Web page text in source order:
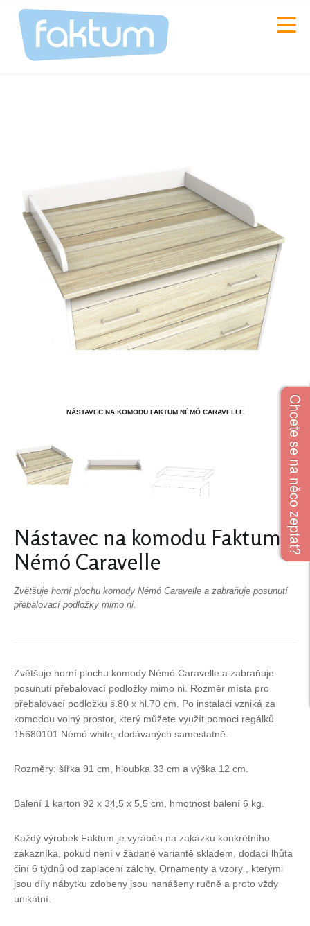
NÁSTAVEC NA KOMODU FAKTUM NÉMÓ CARAVELLE
Nástavec na komodu Faktum
Némó Caravelle
Zvětšuje horní plochu komody Némó Caravelle a zabraňuje posunutí
přebalovací podložky mimo ni.
Zvětšuje horní plochu komody Némó Caravelle a zabraňuje
posunutí přebalovací podložky mimo ni. Rozměr místa pro
přebalovací podložku š.80 x hl.70 cm. Po instalaci vzniká za
komodou volný prostor, který můžete využít pomoci regálků
15680101 Némó white, dodávaných samostatně.
Rozměry: šířka 91 cm, hloubka 33 cm a výška 12 cm.
Balení 1 karton 92 x 34,5 x 5,5 cm, hmotnost balení 6 kg.
Každý výrobek Faktum je vyráběn na zakázku konkrétního
zákazníka, pokud není v žádané variantě skladem, dodací lhůta
činí 6 týdnů od zaplacení zálohy. Ornamenty a vzory , kterými
jsou díly nábytku zdobeny jsou nanášeny ručně a proto vždy
unikátní.
Chcete se na něco zeptat?